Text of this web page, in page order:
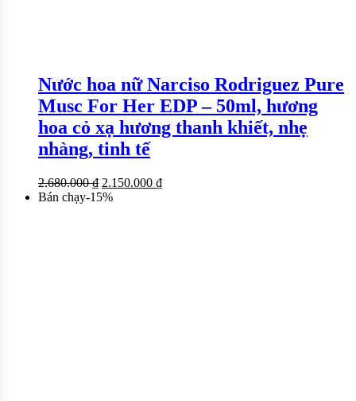
Nước hoa nữ Narciso Rodriguez Pure
Musc For Her EDP – 50ml, hương
hoa cỏ xạ hương thanh khiết, nhẹ
nhàng, tinh tế
2.680.000₫ 2.150.000 ₫
Bán chạy-15%